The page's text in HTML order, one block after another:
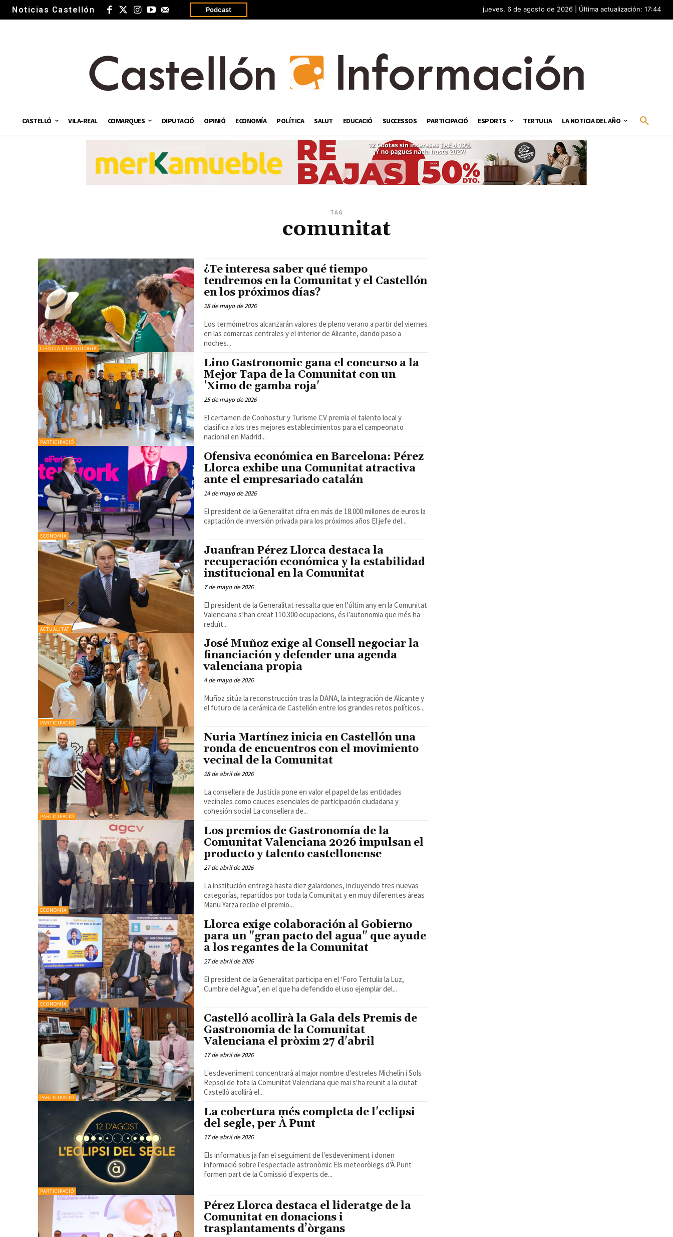
Noticias Castellón Podcast jueves, 6 de agosto de 2026 | Última actualización: 17:44
CASTELLÓ VILA-REAL COMARQUES DIPUTACIÓ OPINIÓ ECONOMÍA POLÍTICA SALUT EDUCACIÓ SUCCESSOS PARTICIPACIÓ ESPORTS TERTULIA LA NOTICIA DEL AÑO
TAG
comunitat
CIÈNCIA I TECNOLOGIA
¿Te interesa saber qué tiempo
tendremos en la Comunitat y el Castellón
en los próximos días?
28 de mayo de 2026
Los termómetros alcanzarán valores de pleno verano a partir del viernes
en las comarcas centrales y el interior de Alicante, dando paso a
noches...
PARTICIPACIÓ
Lino Gastronomic gana el concurso a la
Mejor Tapa de la Comunitat con un
'Ximo de gamba roja'
25 de mayo de 2026
El certamen de Conhostur y Turisme CV premia el talento local y
clasifica a los tres mejores establecimientos para el campeonato
nacional en Madrid...
ECONOMÍA
Ofensiva económica en Barcelona: Pérez
Llorca exhibe una Comunitat atractiva
ante el empresariado catalán
14 de mayo de 2026
El president de la Generalitat cifra en más de 18.000 millones de euros la
captación de inversión privada para los próximos años El jefe del...
ACTUALITAT
Juanfran Pérez Llorca destaca la
recuperación económica y la estabilidad
institucional en la Comunitat
7 de mayo de 2026
El president de la Generalitat ressalta que en l’últim any en la Comunitat
Valenciana s’han creat 110.300 ocupacions, és l’autonomia que més ha
reduït...
PARTICIPACIÓ
José Muñoz exige al Consell negociar la
financiación y defender una agenda
valenciana propia
4 de mayo de 2026
Muñoz sitúa la reconstrucción tras la DANA, la integración de Alicante y
el futuro de la cerámica de Castellón entre los grandes retos políticos...
PARTICIPACIÓ
Nuria Martínez inicia en Castellón una
ronda de encuentros con el movimiento
vecinal de la Comunitat
28 de abril de 2026
La consellera de Justicia pone en valor el papel de las entidades
vecinales como cauces esenciales de participación ciudadana y
cohesión social La consellera de...
ECONOMÍA
Los premios de Gastronomía de la
Comunitat Valenciana 2026 impulsan el
producto y talento castellonense
27 de abril de 2026
La institución entrega hasta diez galardones, incluyendo tres nuevas
categorías, repartidos por toda la Comunitat y en muy diferentes áreas
Manu Yarza recibe el premio...
ECONOMÍA
Llorca exige colaboración al Gobierno
para un "gran pacto del agua" que ayude
a los regantes de la Comunitat
27 de abril de 2026
El president de la Generalitat participa en el ‘Foro Tertulia la Luz,
Cumbre del Agua”, en el que ha defendido el uso ejemplar del...
PARTICIPACIÓ
Castelló acollirà la Gala dels Premis de
Gastronomia de la Comunitat
Valenciana el pròxim 27 d'abril
17 de abril de 2026
L'esdeveniment concentrarà al major nombre d'estreles Michelín i Sols
Repsol de tota la Comunitat Valenciana que mai s'ha reunit a la ciutat
Castelló acollirà el...
PARTICIPACIÓ
La cobertura més completa de l'eclipsi
del segle, per À Punt
17 de abril de 2026
Els informatius ja fan el seguiment de l'esdeveniment i donen
informació sobre l'espectacle astronòmic Els meteoròlegs d'À Punt
formen part de la Comissió d'experts de...
Pérez Llorca destaca el lideratge de la
Comunitat en donacions i
trasplantaments d’òrgans